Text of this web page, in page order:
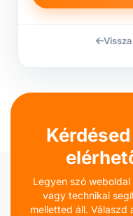
Legyen szó
vagy technikai
melletted áll. Válaszd